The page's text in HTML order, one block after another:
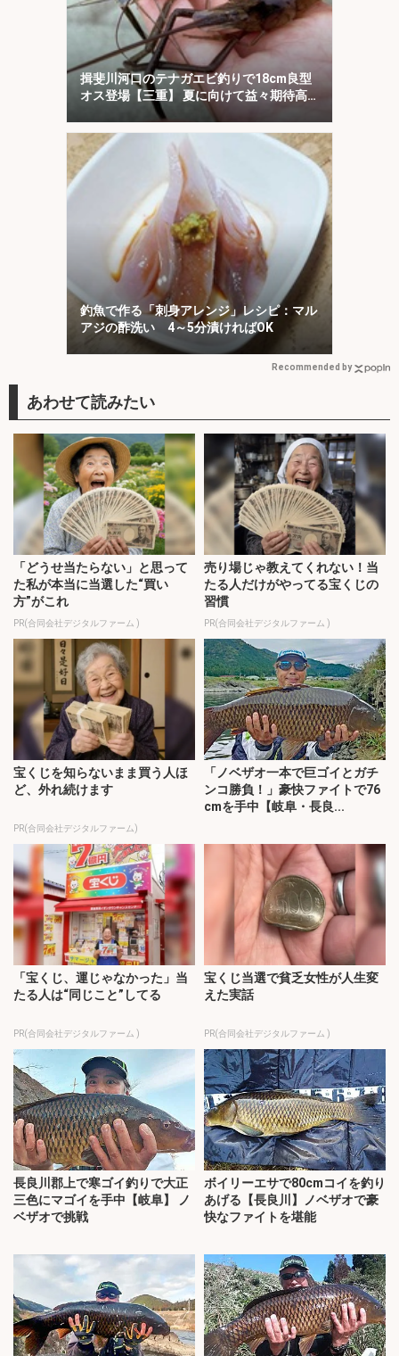
揖斐川河口のテナガエビ釣りで18cm良型
オス登場【三重】 夏に向けて益々期待高
釣魚で作る「刺身アレンジ」レシピ：マル
アジの酢洗い 4～5分漬ければOK
Recommended by
「どうせ当たらない」と思って
た私が本当に当選した“買い
方”がこれ
PR(合同会社デジタルファーム )
売り場じゃ教えてくれない！当
たる人だけがやってる宝くじの
習慣
PR(合同会社デジタルファーム )
宝くじを知らないまま買う人ほ
ど、外れ続けます
PR(合同会社デジタルファーム)
「ノベザオ一本で巨ゴイとガチ
ンコ勝負！」豪快ファイトで76
cmを手中【岐阜・長良...
「宝くじ、運じゃなかった」当
たる人は“同じこと”してる
PR(合同会社デジタルファーム )
宝くじ当選で貧乏女性が人生変
えた実話
PR(合同会社デジタルファーム )
長良川郡上で寒ゴイ釣りで大正
三色にマゴイを手中【岐阜】 ノ
ベザオで挑戦
ボイリーエサで80cmコイを釣り
あげる【長良川】ノベザオで豪
快なファイトを堪能